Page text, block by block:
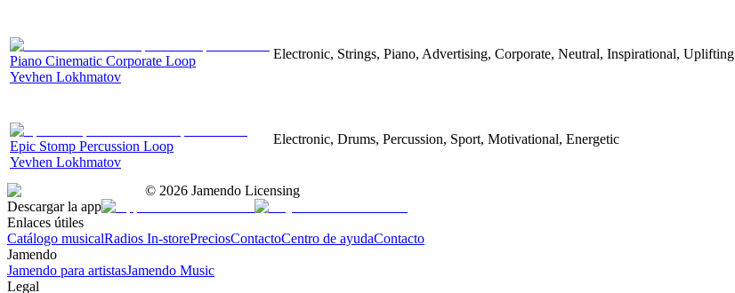
Piano Cinematic Corporate Loop
Yevhen Lokhmatov
Electronic, Strings, Piano, Advertising, Corporate, Neutral, Inspirational, Uplifting
Epic Stomp Percussion Loop
Yevhen Lokhmatov
Electronic, Drums, Percussion, Sport, Motivational, Energetic
© 2026 Jamendo Licensing
Descargar la app
Enlaces útiles
Catálogo musicalRadios In-storePreciosContactoCentro de ayudaContacto
Jamendo
Jamendo para artistasJamendo Music
Legal